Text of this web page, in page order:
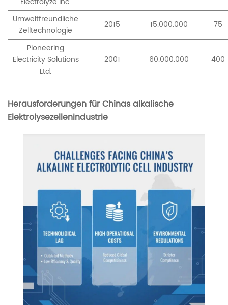
Umweltfreundliche
Zelltechnologie
2015 15.000.000
75
Pioneering
Electricity Solutions
Ltd.
2001 60.000.000 400
Herausforderungen für Chinas alkalische
Elektrolysezellenindustrie